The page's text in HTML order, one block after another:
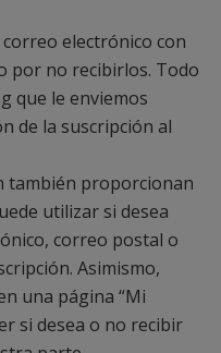
electrónico con
por no recibirlos. Todo
que le enviemos
de la suscripción al
también proporcionan
utilizar si desea
correo postal o
Asimismo,
una página “Mi
si desea o no recibir